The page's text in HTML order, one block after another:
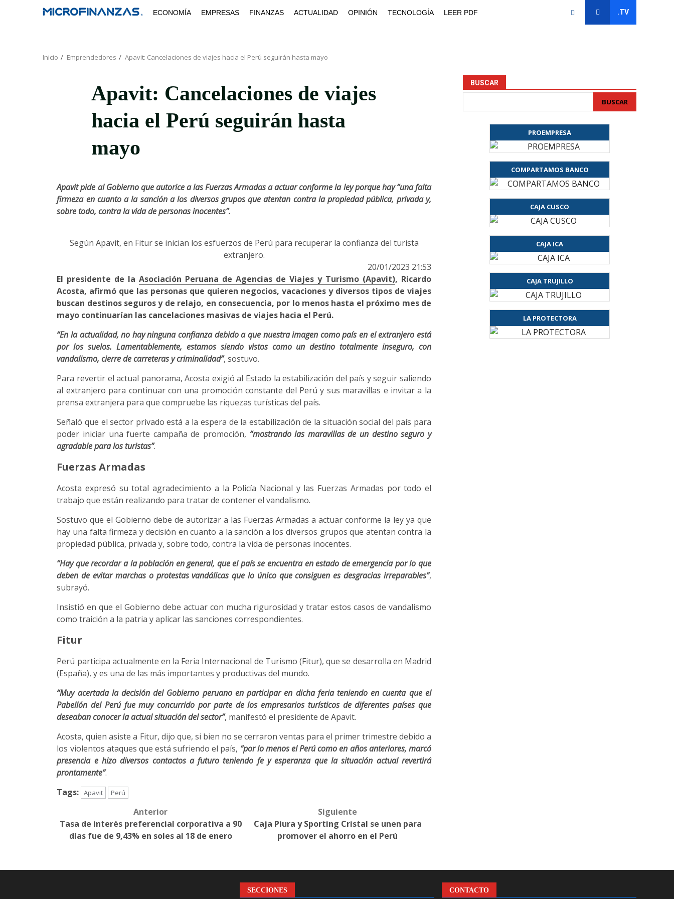
ECONOMÍA EMPRESAS FINANZAS ACTUALIDAD OPINIÓN TECNOLOGÍA LEER PDF .TV
Inicio Emprendedores Apavit: Cancelaciones de viajes hacia el Perú seguirán hasta mayo
Apavit: Cancelaciones de viajes
hacia el Perú seguirán hasta
mayo
Apavit pide al Gobierno que autorice a las Fuerzas Armadas a actuar conforme la ley porque hay “una falta
firmeza en cuanto a la sanción a los diversos grupos que atentan contra la propiedad pública, privada y,
sobre todo, contra la vida de personas inocentes”.
Según Apavit, en Fitur se inician los esfuerzos de Perú para recuperar la confianza del turista
extranjero.
20/01/2023 21:53
El presidente de laAsociación Peruana de Agencias de Viajes y Turismo (Apavit), Ricardo
Acosta, afirmó que las personas que quieren negocios, vacaciones y diversos tipos de viajes
buscan destinos seguros y de relajo, en consecuencia, por lo menos hasta el próximo mes de
mayo continuarían las cancelaciones masivas de viajes hacia el Perú.
“En la actualidad, no hay ninguna confianza debido a que nuestra imagen como país en el extranjero está
por los suelos. Lamentablemente, estamos siendo vistos como un destino totalmente inseguro, con
vandalismo, cierre de carreteras y criminalidad”, sostuvo.
Para revertir el actual panorama, Acosta exigió al Estado la estabilización del país y seguir saliendo
al extranjero para continuar con una promoción constante del Perú y sus maravillas e invitar a la
prensa extranjera para que compruebe las riquezas turísticas del país.
Señaló que el sector privado está a la espera de la estabilización de la situación social del país para
poder iniciar una fuerte campaña de promoción, “mostrando las maravillas de un destino seguro y
agradable para los turistas”.
Fuerzas Armadas
Acosta expresó su total agradecimiento a la Policía Nacional y las Fuerzas Armadas por todo el
trabajo que están realizando para tratar de contener el vandalismo.
Sostuvo que el Gobierno debe de autorizar a las Fuerzas Armadas a actuar conforme la ley ya que
hay una falta firmeza y decisión en cuanto a la sanción a los diversos grupos que atentan contra la
propiedad pública, privada y, sobre todo, contra la vida de personas inocentes.
“Hay que recordar a la población en general, que el país se encuentra en estado de emergencia por lo que
deben de evitar marchas o protestas vandálicas que lo único que consiguen es desgracias irreparables”,
subrayó.
Insistió en que el Gobierno debe actuar con mucha rigurosidad y tratar estos casos de vandalismo
como traición a la patria y aplicar las sanciones correspondientes.
Fitur
Perú participa actualmente en la Feria Internacional de Turismo (Fitur), que se desarrolla en Madrid
(España), y es una de las más importantes y productivas del mundo.
“Muy acertada la decisión del Gobierno peruano en participar en dicha feria teniendo en cuenta que el
Pabellón del Perú fue muy concurrido por parte de los empresarios turísticos de diferentes países que
deseaban conocer la actual situación del sector”, manifestó el presidente de Apavit.
Acosta, quien asiste a Fitur, dijo que, si bien no se cerraron ventas para el primer trimestre debido a
los violentos ataques que está sufriendo el país, “por lo menos el Perú como en años anteriores, marcó
presencia e hizo diversos contactos a futuro teniendo fe y esperanza que la situación actual revertirá
prontamente”.
Tags: Apavit Perú
navigation
Anterior
Tasa de interés preferencial corporativa a 90
días fue de 9,43% en soles al 18 de enero
Siguiente
Caja Piura y Sporting Cristal se unen para
promover el ahorro en el Perú
BUSCAR
BUSCAR
PROEMPRESA
COMPARTAMOS BANCO
CAJA CUSCO
CAJA ICA
CAJA TRUJILLO
LA PROTECTORA
SECCIONES CONTACTO